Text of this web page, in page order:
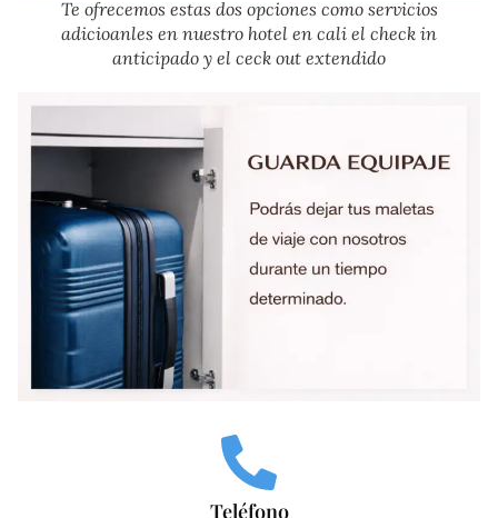
Te ofrecemos estas dos opciones como servicios
adicioanles en nuestro hotel en cali el check in
anticipado y el ceck out extendido
Teléfono